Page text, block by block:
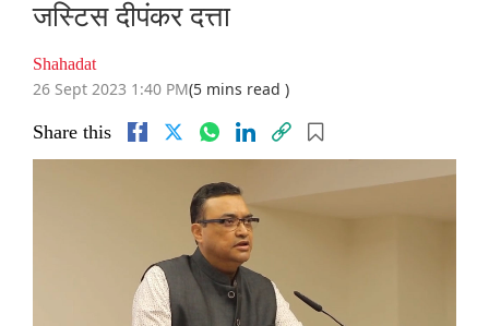
जस्टिस दीपंकर दत्ता
Shahadat
26 Sept 2023 1:40 PM(5 mins read )
Share this